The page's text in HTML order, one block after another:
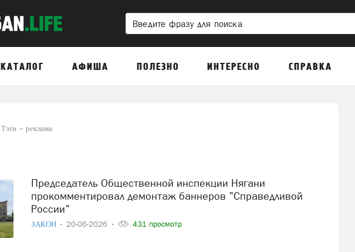
КАТАЛОГ АФИША ПОЛЕЗНО ИНТЕРЕСНО СПРАВКА
Тэги реклама
Председатель Общественной инспекции Нягани
прокомментировал демонтаж баннеров "Справедливой
России"
ЗАКОН 20-06-2026 431 просмотр